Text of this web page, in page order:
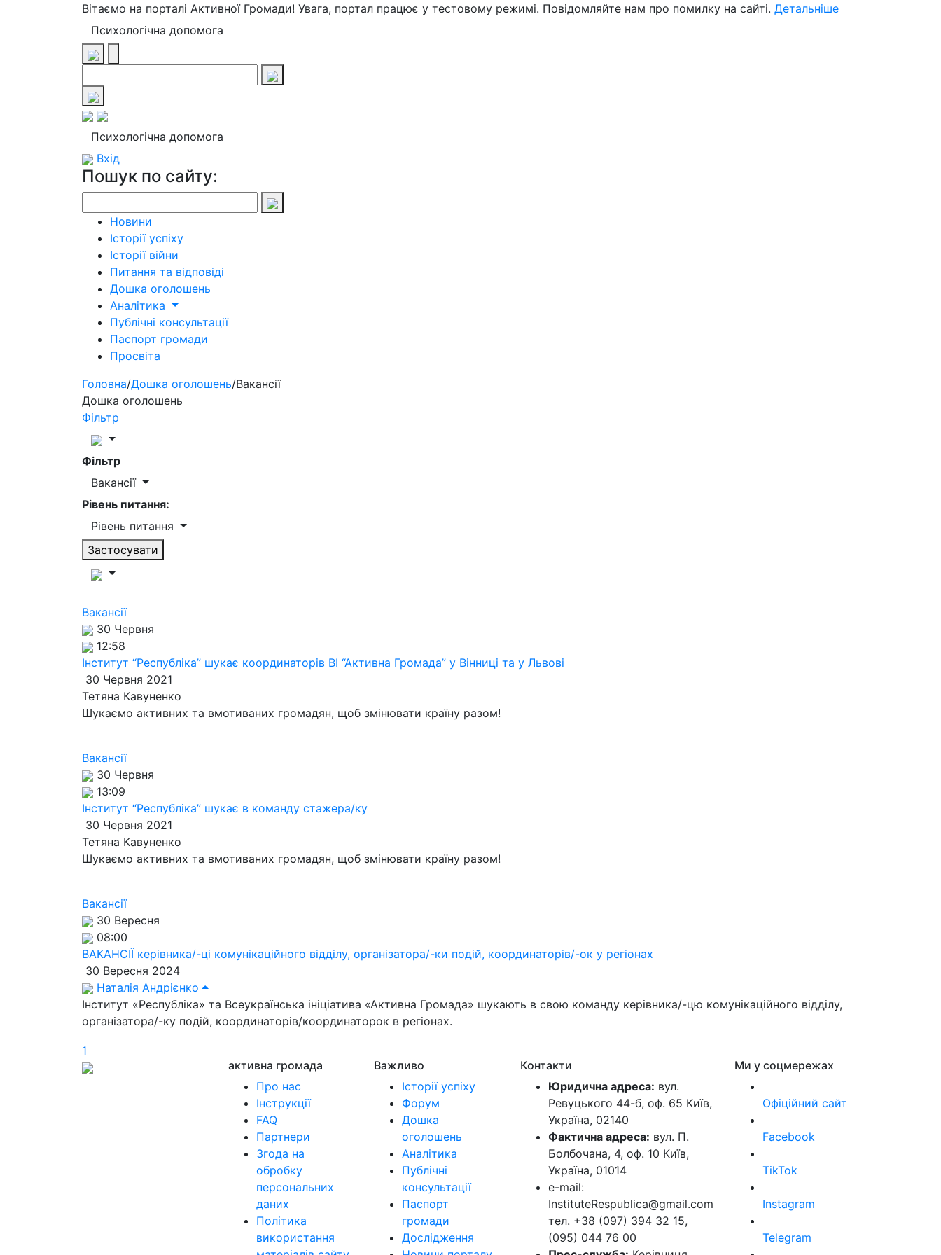
Вітаємо на порталі Активної Громади! Увага, портал працює у тестовому режимі. Повідомляйте нам про помилку на сайті. Детальніше
Психологічна допомога
Психологічна допомога
Вхід
Пошук по сайту:
Новини
Історії успіху
Історії війни
Питання та відповіді
Дошка оголошень
Аналітика
Публічні консультації
Паспорт громади
Просвіта
Головна/Дошка оголошень/Вакансії
Дошка оголошень
Фільтр
Фільтр
Вакансії
Рівень питання:
Рівень питання
Застосувати
Вакансії
30 Червня
12:58
Інститут “Республіка” шукає координаторів ВІ “Активна Громада” у Вінниці та у Львові
30 Червня 2021
Тетяна Кавуненко
Шукаємо активних та вмотиваних громадян, щоб змінювати країну разом!
Вакансії
30 Червня
13:09
Інститут “Республіка” шукає в команду стажера/ку
30 Червня 2021
Тетяна Кавуненко
Шукаємо активних та вмотиваних громадян, щоб змінювати країну разом!
Вакансії
30 Вересня
08:00
ВАКАНСІЇ керівника/-ці комунікаційного відділу, організатора/-ки подій, координаторів/-ок у регіонах
30 Вересня 2024
Наталія Андрієнко
Інститут «Республіка» та Всеукраїнська ініціатива «Активна Громада» шукають в свою команду керівника/-цю комунікаційного відділу,
організатора/-ку подій, координаторів/координаторок в регіонах.
1
активна громада
Про нас
Інструкції
FAQ
Партнери
Згода на
обробку
персональних
даних
Політика
використання
Важливо
Історії успіху
Форум
Дошка
оголошень
Аналітика
Публічні
консультації
Паспорт
громади
Дослідження
Контакти
Юридична адреса: вул.
Ревуцького 44-б, оф. 65 Київ,
Україна, 02140
Фактична адреса: вул. П.
Болбочана, 4, оф. 10 Київ,
Україна, 01014
e-mail:
InstituteRespublica@gmail.com
тел. +38 (097) 394 32 15,
(095) 044 76 00
Ми у соцмережах
Офіційний сайт
Facebook
TikTok
Instagram
Telegram